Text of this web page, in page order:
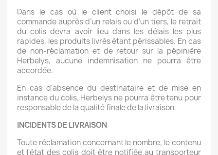
Dans le cas où le client choisi le dépôt de sa
commande auprès d’un relais ou d’un tiers, le retrait
du colis devra avoir lieu dans les délais les plus
rapides, les produits livrés étant périssables. En cas
de non-réclamation et de retour sur la pépinière
Herbelys, aucune indemnisation ne pourra être
accordée.
En cas d'absence du destinataire et de mise en
instance du colis, Herbelys ne pourra être tenu pour
responsable de la qualité finale de la livraison.
INCIDENTS DE LIVRAISON
Toute réclamation concernant le nombre, le contenu
et l'état des colis doit être notifiée au transporteur